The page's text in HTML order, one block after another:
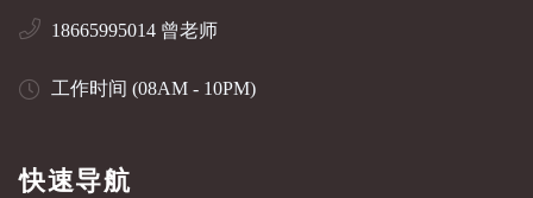
18665995014 曾老师
工作时间 (08AM - 10PM)
快速导航